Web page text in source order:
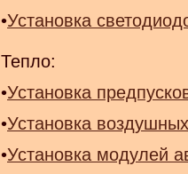
•Установка
Тепло:
•Установка
•Установка
•Установка модулей